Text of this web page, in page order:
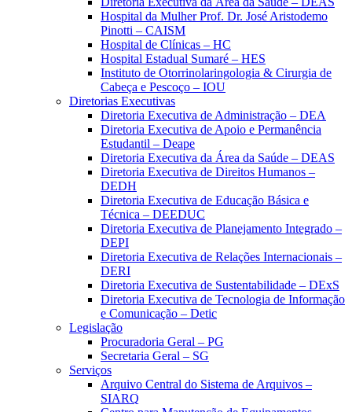
Hospital da Mulher Prof. Dr. José Aristodemo
Pinotti – CAISM
Hospital de Clínicas – HC
Hospital Estadual Sumaré – HES
Instituto de Otorrinolaringologia & Cirurgia de
Cabeça e Pescoço – IOU
Diretorias Executivas
Diretoria Executiva de Administração – DEA
Diretoria Executiva de Apoio e Permanência
Estudantil – Deape
Diretoria Executiva da Área da Saúde – DEAS
Diretoria Executiva de Direitos Humanos –
DEDH
Diretoria Executiva de Educação Básica e
Técnica – DEEDUC
Diretoria Executiva de Planejamento Integrado –
DEPI
Diretoria Executiva de Relações Internacionais –
DERI
Diretoria Executiva de Sustentabilidade – DExS
Diretoria Executiva de Tecnologia de Informação
e Comunicação – Detic
Legislação
Procuradoria Geral – PG
Secretaria Geral – SG
Serviços
Arquivo Central do Sistema de Arquivos –
SIARQ